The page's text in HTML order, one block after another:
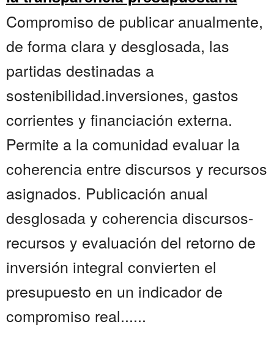
Compromiso de publicar anualmente,
de forma clara y desglosada, las
partidas destinadas a
sostenibilidad.inversiones, gastos
corrientes y financiación externa.
Permite a la comunidad evaluar la
coherencia entre discursos y recursos
asignados. Publicación anual
desglosada y coherencia discursos-
recursos y evaluación del retorno de
inversión integral convierten el
presupuesto en un indicador de
compromiso real......